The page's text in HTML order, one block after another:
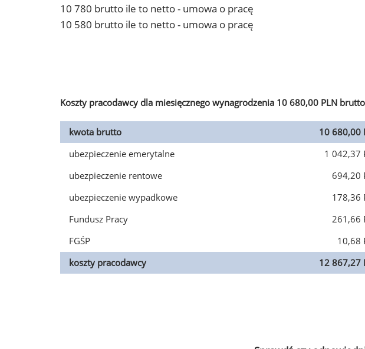
10 780 brutto ile to netto - umowa o pracę
10 580 brutto ile to netto - umowa o pracę
Koszty pracodawcy dla miesięcznego wynagrodzenia 10 680,00 PLN brutto
kwota brutto
10 680,00
ubezpieczenie emerytalne
1 042,37
ubezpieczenie rentowe
694,20
ubezpieczenie wypadkowe
178,36
Fundusz Pracy
261,66
FGŚP
10,68
koszty pracodawcy
12 867,27